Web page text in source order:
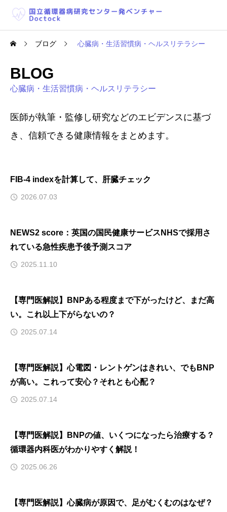
ブログ 心臓病・生活習慣病・ヘルスリテラシー
BLOG
心臓病・生活習慣病・ヘルスリテラシー
医師が執筆・監修し研究などのエビデンスに基づ
き、信頼できる健康情報をまとめます。
FIB-4 indexを計算して、肝臓チェック
2026.07.03
NEWS2 score：英国の国民健康サービスNHSで採用さ
れている急性疾患予後予測スコア
2025.11.10
【専門医解説】BNPある程度まで下がったけど、まだ高
い。これ以上下がらないの？
2025.07.14
【専門医解説】心電図・レントゲンはきれい、でもBNP
が高い。これって安心？それとも心配？
2025.07.14
【専門医解説】BNPの値、いくつになったら治療する？
循環器内科医がわかりやすく解説！
2025.06.26
【専門医解説】心臓病が原因で、足がむくむのはなぜ？